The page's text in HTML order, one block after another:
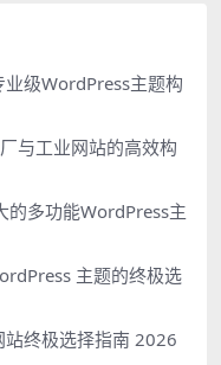
级WordPress主题构
与工业网站的高效构
的多功能WordPress主
主题的终极选
终极选择指南 2026